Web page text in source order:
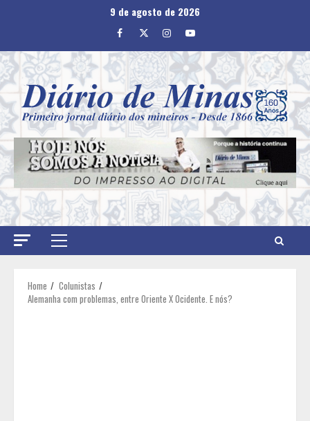
9 de agosto de 2026
Facebook
TwitterInstagram
Youtube
Primary
Home
Colunistas
Alemanha com problemas, entre Oriente X Ocidente. E nós?